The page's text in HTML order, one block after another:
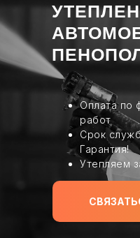
096-11-11
Оплата по
работ
Срок
Гарантия!
Утепляем